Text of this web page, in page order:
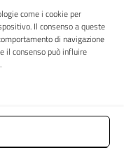
come i cookie per
Il consenso a queste
di navigazione
il consenso può influire
, via Pertini 8 ALBINO